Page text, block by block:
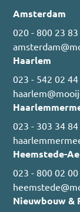
Amsterdam
020 - 800 23 83
Haarlem
023 - 542 02 44
023 - 303 34 84
Heemstede-
023 - 800 02 00
Nieuwbouw &